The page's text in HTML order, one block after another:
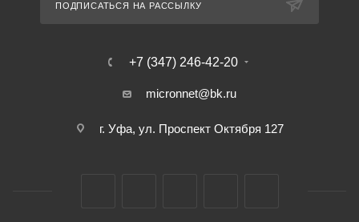
ПОДПИСАТЬСЯ НА РАССЫЛКУ
+7 (347) 246-42-20
micronnet@bk.ru
г. Уфа, ул. Проспект Октября 127